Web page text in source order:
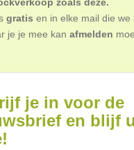
gratis en in elke mail die we
je je mee kanafmelden
je in voor de
en blijf